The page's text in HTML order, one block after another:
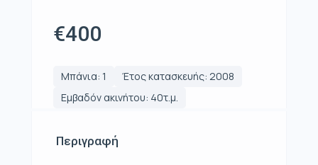
€400
Μπάνια: 1
Έτος κατασκευής: 2008
Εμβαδόν ακινήτου: 40τ.μ.
Περιγραφή